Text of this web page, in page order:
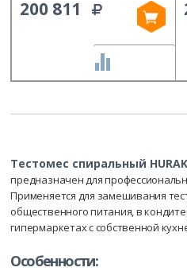
200 811
Тестомес спиральный
предназначен для
Применяется для замешивания
общественного питания, в
гипермаркетах с собственной
Особенности: